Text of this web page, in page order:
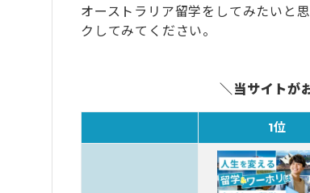
オーストラリア留学をしてみたいと
クしてみてください。
＼当サイトが
1位